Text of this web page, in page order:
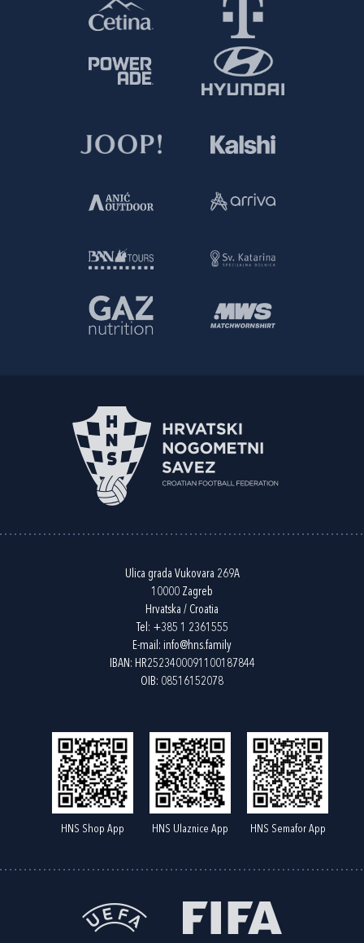
Ulica grada Vukovara 269A
10000 Zagreb
Hrvatska / Croatia
Tel: +385 1 2361555
E-mail: info@hns.family
IBAN: HR2523400091100187844
OIB: 08516152078
HNS Shop App HNS Ulaznice App HNS Semafor App